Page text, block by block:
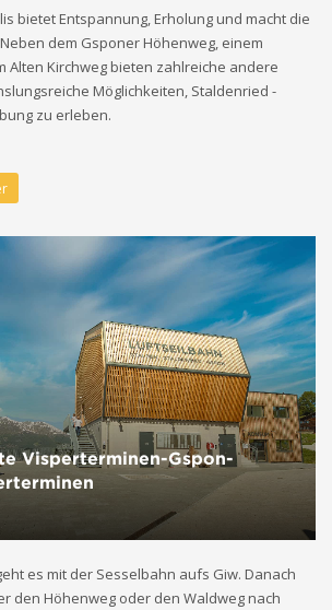
bietet Entspannung, Erholung und macht die
dem Gsponer Höhenweg, einem
Alten Kirchweg bieten zahlreiche andere
Möglichkeiten, Staldenried -
zu erleben.
Visperterminen-Gspon-
es mit der Sesselbahn aufs Giw. Danach
den Höhenweg oder den Waldweg nach